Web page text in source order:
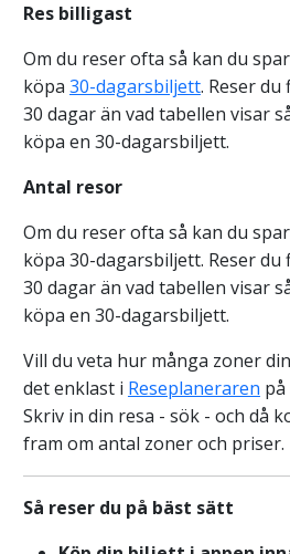
Res billigast
Om du reser ofta så kan du
köpa 30-dagarsbiljett. Reser
30 dagar än vad tabellen visar
köpa en 30-dagarsbiljett.
Antal resor
Om du reser ofta så kan du
köpa 30-dagarsbiljett. Reser
30 dagar än vad tabellen visar
köpa en 30-dagarsbiljett.
Vill du veta hur många zoner
det enklast i Reseplaneraren
Skriv in din resa - sök - och då
fram om antal zoner och priser.
Så reser du på bäst sätt